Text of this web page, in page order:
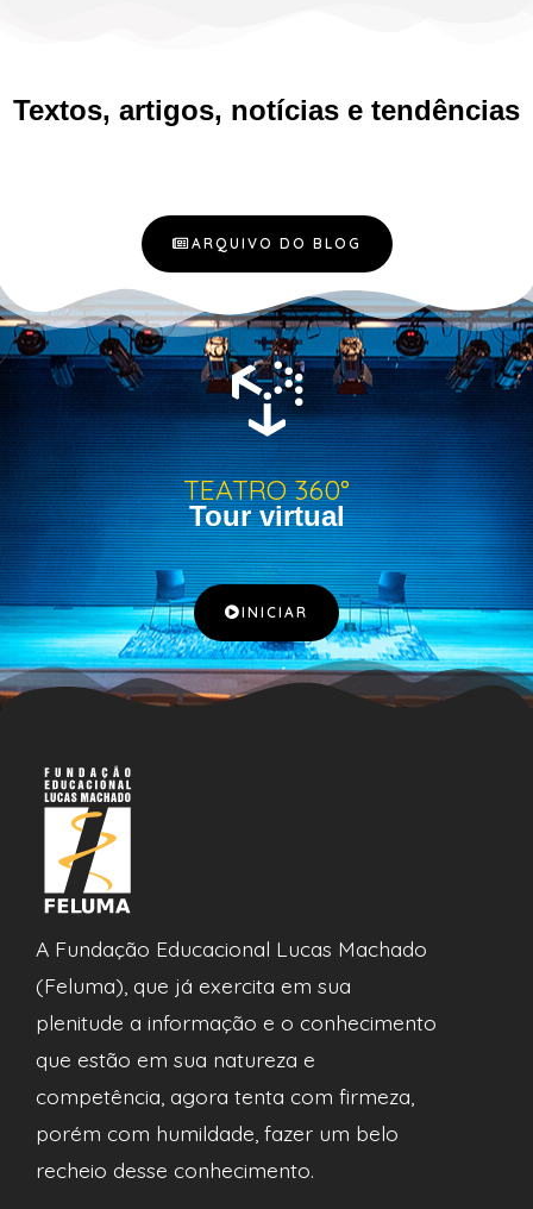
Textos, artigos, notícias e tendências
ARQUIVO DO BLOG
TEATRO 360°
Tour virtual
INICIAR
A Fundação Educacional Lucas Machado
(Feluma), que já exercita em sua
plenitude a informação e o conhecimento
que estão em sua natureza e
competência, agora tenta com firmeza,
porém com humildade, fazer um belo
recheio desse conhecimento.